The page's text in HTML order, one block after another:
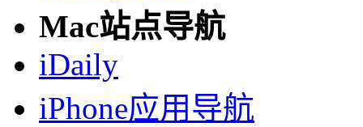
Mac站点导航
iDaily
iPhone应用导航